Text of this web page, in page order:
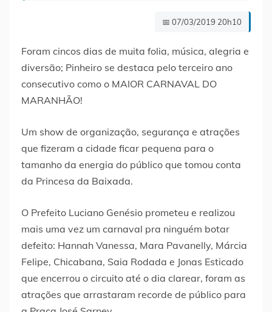
📅 07/03/2019 20h10
Foram cincos dias de muita folia, música, alegria e
diversão; Pinheiro se destaca pelo terceiro ano
consecutivo como o MAIOR CARNAVAL DO
MARANHÃO!
Um show de organização, segurança e atrações
que fizeram a cidade ficar pequena para o
tamanho da energia do público que tomou conta
da Princesa da Baixada.
O Prefeito Luciano Genésio prometeu e realizou
mais uma vez um carnaval pra ninguém botar
defeito: Hannah Vanessa, Mara Pavanelly, Márcia
Felipe, Chicabana, Saia Rodada e Jonas Esticado
que encerrou o circuito até o dia clarear, foram as
atrações que arrastaram recorde de público para